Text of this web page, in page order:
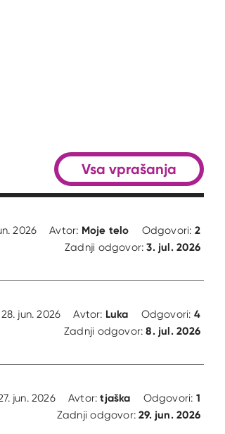
2026 Avtor: Moje telo Odgovori: 2
Zadnji odgovor:3. jul. 2026
28. jun. 2026 Avtor: Luka Odgovori: 4
Zadnji odgovor:8. jul. 2026
jun. 2026 Avtor:tjaška Odgovori: 1
Zadnji odgovor:29. jun. 2026
Vsa vprašanja